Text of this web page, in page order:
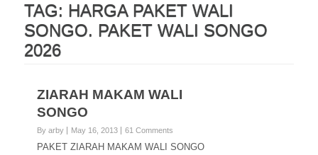
TAG: HARGA PAKET WALI
SONGO. PAKET WALI SONGO
2026
ZIARAH MAKAM WALI
SONGO
By arby May 16, 2013 61 Comments
PAKET ZIARAH MAKAM WALI SONGO